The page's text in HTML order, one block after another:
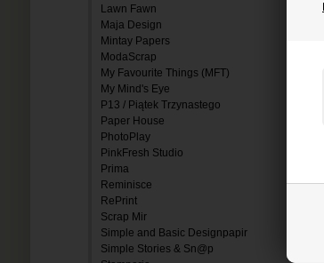
Lawn Fawn
Maja Design
Mintay Papers
ModaScrap
My Favourite Things (MFT)
My Mind's Eye
P13 / Piątek Trzynastego
Paper House
PhotoPlay
PinkFresh Studio
Prima
Reminisce
RePrint
Scrap Mir
Simple and Basic Designpapir
Simple Stories & Sn@p